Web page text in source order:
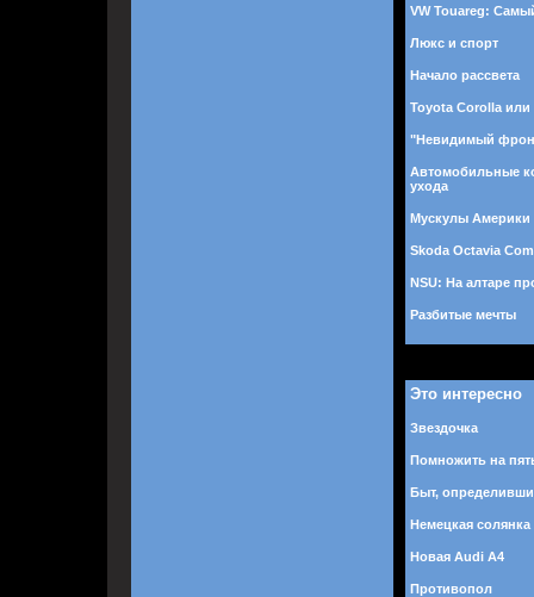
VW Touareg:
Люкс и спорт
Начало рассвета
Toyota Corolla
"Невидимый
Автомобильные
ухода
Мускулы Америки
Skoda Octavia
NSU: На алтаре
Разбитые мечты
Это интересно
Звездочка
Помножить на
Быт,
Немецкая солянка
Новая Audi A4
Противопол